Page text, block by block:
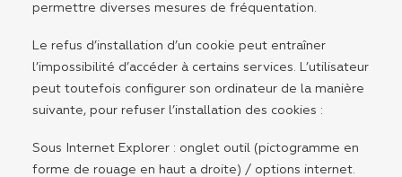
permettre diverses mesures de fréquentation.
Le refus d’installation d’un cookie peut entraîner
l’impossibilité d’accéder à certains services. L’utilisateur
peut toutefois configurer son ordinateur de la manière
suivante, pour refuser l’installation des cookies :
Sous Internet Explorer : onglet outil (pictogramme en
forme de rouage en haut a droite) / options internet.